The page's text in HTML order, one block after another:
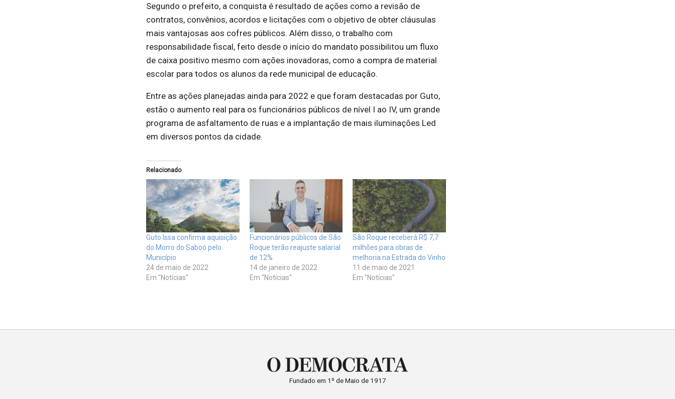
Segundo o prefeito, a conquista é resultado de ações como a revisão de
contratos, convênios, acordos e licitações com o objetivo de obter cláusulas
mais vantajosas aos cofres públicos. Além disso, o trabalho com
responsabilidade fiscal, feito desde o início do mandato possibilitou um fluxo
de caixa positivo mesmo com ações inovadoras, como a compra de material
escolar para todos os alunos da rede municipal de educação.
Entre as ações planejadas ainda para 2022 e que foram destacadas por Guto,
estão o aumento real para os funcionários públicos de nível I ao IV, um grande
programa de asfaltamento de ruas e a implantação de mais iluminações Led
em diversos pontos da cidade.
Relacionado
Guto Issa confirma aquisição
do Morro do Saboó pelo
Município
24 de maio de 2022
Em "Notícias"
Funcionários públicos de São
Roque terão reajuste salarial
de 12%
14 de janeiro de 2022
Em "Notícias"
São Roque receberá R$ 7,7
milhões para obras de
melhoria na Estrada do Vinho
11 de maio de 2021
Em "Notícias"
Fundado em 1º de Maio de 1917